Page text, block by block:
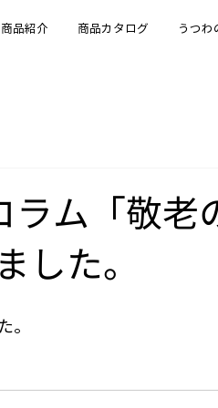
商品紹介 商品カタログ うつわ
ム「敬老
した。
。